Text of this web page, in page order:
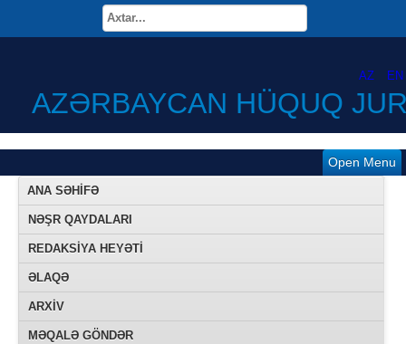
AZƏRBAYCAN HÜQUQ
Open Menu
ANA SƏHIFƏ
NƏŞR QAYDALARI
REDAKSİYA HEYƏTİ
ƏLAQƏ
ARXIV
MƏQALƏ GÖNDƏR
AZ EN